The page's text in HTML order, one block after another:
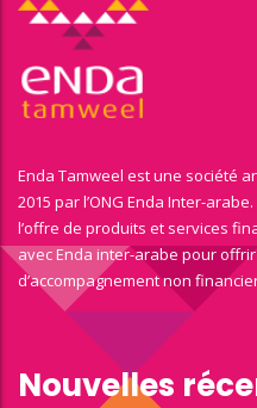
Enda Tamweel est une société
2015 par l’ONG Enda Inter-
l’offre de produits et services
avec Enda inter-arabe pour
d’accompagnement non
Nouvelles